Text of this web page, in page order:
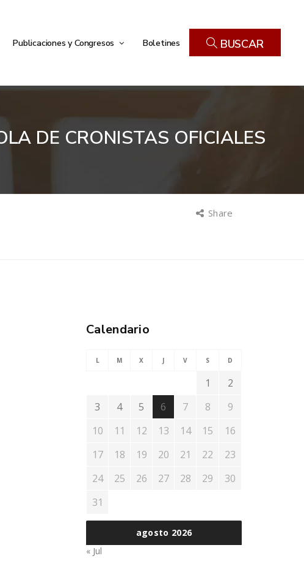
Publicaciones y Congresos Boletines BUSCAR
DE CRONISTAS OFICIALES
Share
Calendario
agosto 2026
L M X J V S D
1
2
3
4 5 6 7 8
9
10
11 12 13 14 15
16
17
18 19 20 21 22
23
24
25 26 27 28 29
30
31
« Jul